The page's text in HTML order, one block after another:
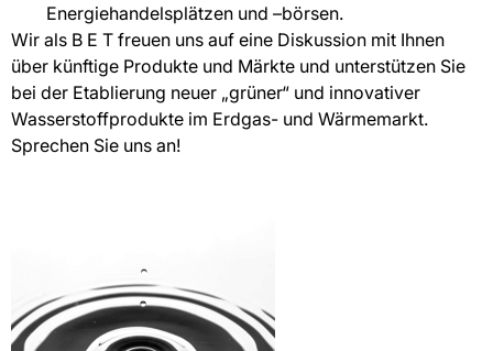
Energiehandelsplätzen und –börsen.
Wir als B E T freuen uns auf eine Diskussion mit Ihnen
über künftige Produkte und Märkte und unterstützen Sie
bei der Etablierung neuer „grüner“ und innovativer
Wasserstoffprodukte im Erdgas- und Wärmemarkt.
Sprechen Sie uns an!